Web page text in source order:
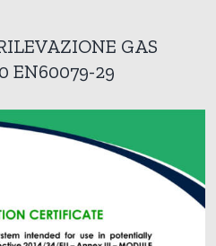
GAS
EN60079-29